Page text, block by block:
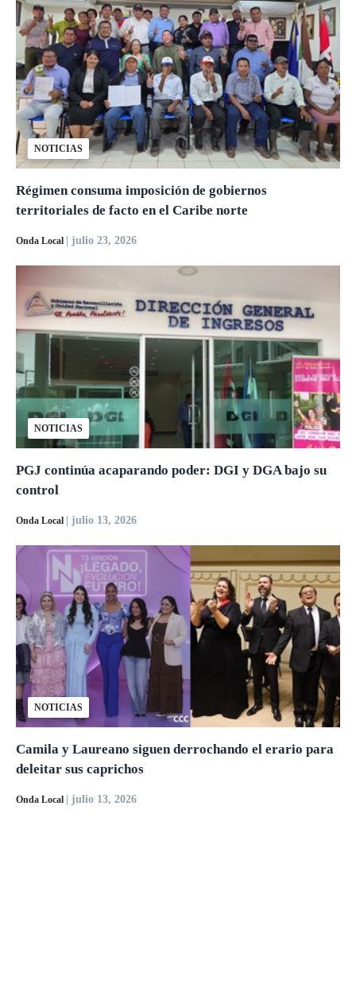
NOTICIAS
Régimen consuma imposición de gobiernos
territoriales de facto en el Caribe norte
Onda Local | julio 23, 2026
NOTICIAS
PGJ continúa acaparando poder: DGI y DGA bajo su
control
Onda Local | julio 13, 2026
NOTICIAS
Camila y Laureano siguen derrochando el erario para
deleitar sus caprichos
Onda Local | julio 13, 2026